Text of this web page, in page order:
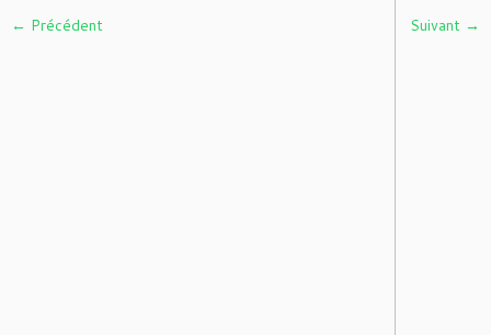
← Précédent Suivant →